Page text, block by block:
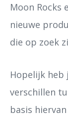
Moon Rocks
nieuwe
die op zoek
Hopelijk heb
verschillen
basis